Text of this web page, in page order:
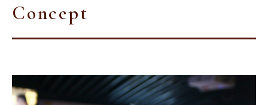
Concept